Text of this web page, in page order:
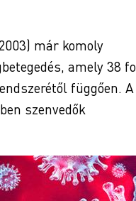
már komoly
amely 38
függően. A
szenvedők